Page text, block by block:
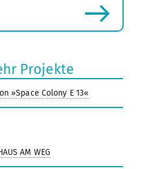
Projekte
»Space Colony E 13«
AM WEG